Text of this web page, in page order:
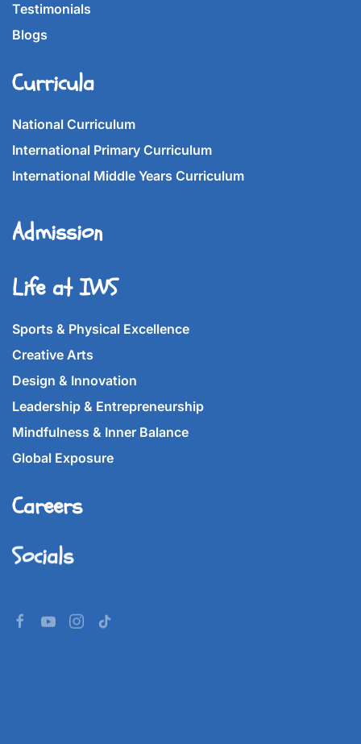
Testimonials
Blogs
Curricula
National Curriculum
International Primary Curriculum
International Middle Years Curriculum
Admission
Life at IWS
Sports & Physical Excellence
Creative Arts
Design & Innovation
Leadership & Entrepreneurship
Mindfulness & Inner Balance
Global Exposure
Careers
Socials